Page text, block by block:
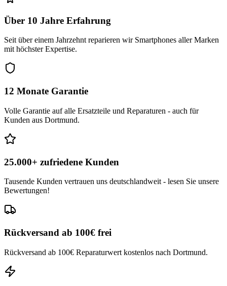
Über 10 Jahre Erfahrung
Seit über einem Jahrzehnt reparieren wir Smartphones aller Marken
mit höchster Expertise.
12 Monate Garantie
Volle Garantie auf alle Ersatzteile und Reparaturen - auch für
Kunden aus Dortmund.
25.000+ zufriedene Kunden
Tausende Kunden vertrauen uns deutschlandweit - lesen Sie unsere
Bewertungen!
Rückversand ab 100€ frei
Rückversand ab 100€ Reparaturwert kostenlos nach Dortmund.